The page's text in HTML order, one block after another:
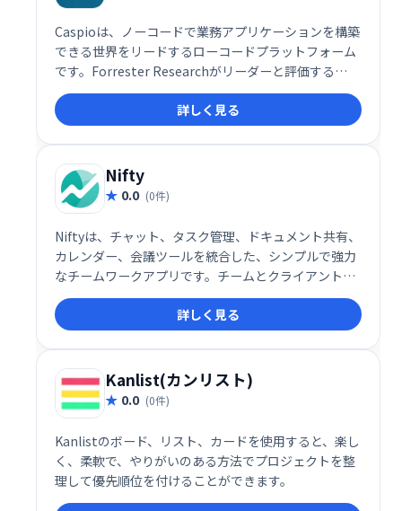
Caspioは、ノーコードで業務アプリケーションを構築
できる世界をリードするローコードプラットフォーム
です。Forrester Researchがリーダーと評価する
Caspioは、クラウドデータベース、ビジュアルアプリ
ケーションビルダー、エンタープライズレベルのセキ
ュリティなどを統合。ビジネスオペレーションのデジ
タル化を促進し、ワークフローの効率化を実現しま
す。スケーラブルなグローバルインフラストラクチャ
により、ビジネスニーズに合わせた柔軟な対応が可能
です。
詳しく見る
Nifty
0.0 (0件)
Niftyは、チャット、タスク管理、ドキュメント共有、
カレンダー、会議ツールを統合した、シンプルで強力
なチームワークアプリです。チームとクライアントの
作業を一元管理し、アプリの切り替えによる無駄な時
間を削減します。スムーズなコミュニケーションと効
率的なタスク遂行を実現し、生産性を向上させます。
詳しく見る
Kanlist(カンリスト)
0.0 (0件)
Kanlistのボード、リスト、カードを使用すると、楽し
く、柔軟で、やりがいのある方法でプロジェクトを整
理して優先順位を付けることができます。